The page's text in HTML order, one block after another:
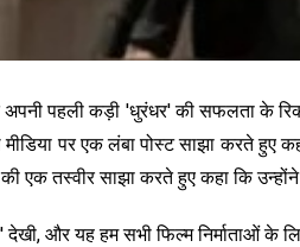
अपनी पहली कड़ी 'धुरंधर' की सफलता
पर एक लंबा पोस्ट साझा करते
एक तस्वीर साझा करते हुए कहा कि
देखी, और यह हम सभी फिल्म